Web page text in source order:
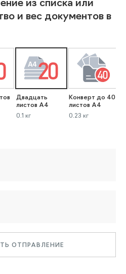
из списка или
и вес документов в
Двадцать
листов А4
0.1 кг
Конверт до 40
листов А4
0.23 кг
ОТПРАВЛЕНИЕ